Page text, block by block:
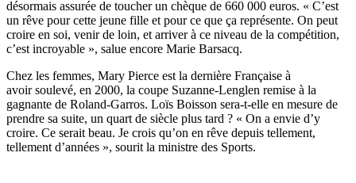
désormais assurée de toucher un chèque de 660 000 euros. « C’est
un rêve pour cette jeune fille et pour ce que ça représente. On peut
croire en soi, venir de loin, et arriver à ce niveau de la compétition,
c’est incroyable », salue encore Marie Barsacq.
Chez les femmes, Mary Pierce est la dernière Française à
avoir soulevé, en 2000, la coupe Suzanne-Lenglen remise à la
gagnante de Roland-Garros. Loïs Boisson sera-t-elle en mesure de
prendre sa suite, un quart de siècle plus tard ? « On a envie d’y
croire. Ce serait beau. Je crois qu’on en rêve depuis tellement,
tellement d’années », sourit la ministre des Sports.